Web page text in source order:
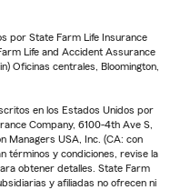
por State Farm Life Insurance
Life and Accident Assurance
Oficinas centrales, Bloomington,
en los Estados Unidos por
Company, 6100-4th Ave S,
Managers USA, Inc. (CA: con
términos y condiciones, revise la
obtener detalles. State Farm
y afiliadas no ofrecen ni